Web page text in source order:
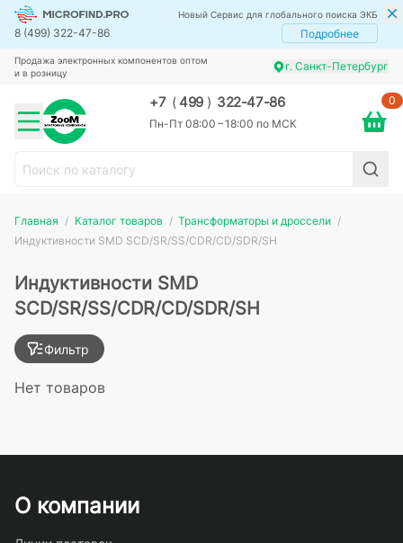
Новый Сервис для глобального поиска ЭКБ
8 (499) 322-47-86 Подробнее
Продажа электронных компонентов оптом
и в розницу
г. Санкт-Петербург
+7 (499 ) 322-47-86
Пн-Пт 08:00 – 18:00 по МСК
0
Главная Каталог товаров
Трансформаторы и дроссели
Индуктивности SMD SCD/SR/SS/CDR/CD/SDR/SH
Индуктивности SMD
SCD/SR/SS/CDR/CD/SDR/SH
Фильтр
Нет товаров
О компании